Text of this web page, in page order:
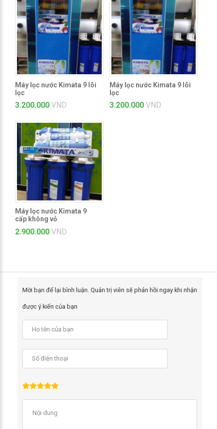
Máy lọc nước Kimata 9 lõi
lọc
3.200.000 VND
Máy lọc nước Kimata 9 lõi
lọc
3.200.000 VND
Máy lọc nước Kimata 9
cấp không vỏ
2.900.000 VND
Mời bạn để lại bình luận. Quản trị viên sẽ phản hồi ngay khi nhận
được ý kiến của bạn